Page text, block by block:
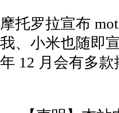
摩托罗拉宣布
我、小米也随即
年 12 月会有多